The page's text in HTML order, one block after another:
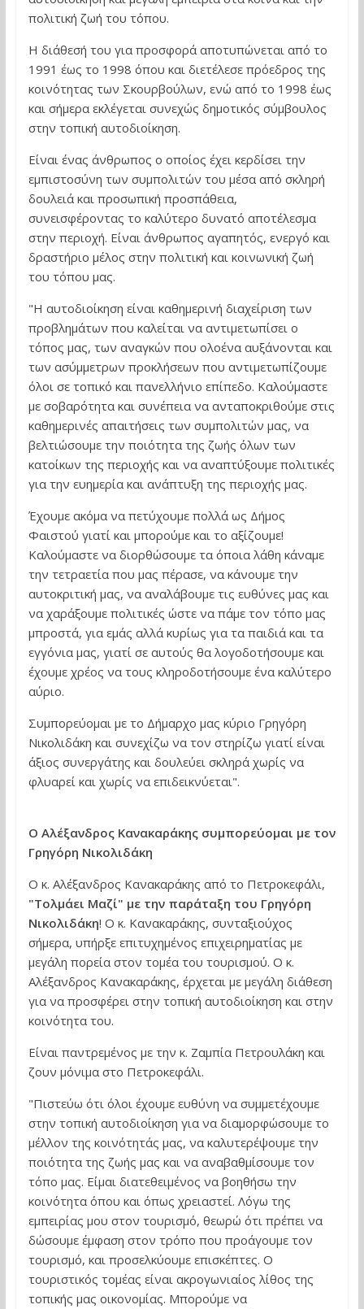
πολιτική ζωή του τόπου.
Η διάθεσή του για προσφορά αποτυπώνεται από το
1991 έως το 1998 όπου και διετέλεσε πρόεδρος της
κοινότητας των Σκουρβούλων, ενώ από το 1998 έως
και σήμερα εκλέγεται συνεχώς δημοτικός σύμβουλος
στην τοπική αυτοδιοίκηση.
Είναι ένας άνθρωπος ο οποίος έχει κερδίσει την
εμπιστοσύνη των συμπολιτών του μέσα από σκληρή
δουλειά και προσωπική προσπάθεια,
συνεισφέροντας το καλύτερο δυνατό αποτέλεσμα
στην περιοχή. Είναι άνθρωπος αγαπητός, ενεργό και
δραστήριο μέλος στην πολιτική και κοινωνική ζωή
του τόπου μας.
"Η αυτοδιοίκηση είναι καθημερινή διαχείριση των
προβλημάτων που καλείται να αντιμετωπίσει ο
τόπος μας, των αναγκών που ολοένα αυξάνονται και
των ασύμμετρων προκλήσεων που αντιμετωπίζουμε
όλοι σε τοπικό και πανελλήνιο επίπεδο. Καλούμαστε
με σοβαρότητα και συνέπεια να ανταποκριθούμε στις
καθημερινές απαιτήσεις των συμπολιτών μας, να
βελτιώσουμε την ποιότητα της ζωής όλων των
κατοίκων της περιοχής και να αναπτύξουμε πολιτικές
για την ευημερία και ανάπτυξη της περιοχής μας.
Έχουμε ακόμα να πετύχουμε πολλά ως Δήμος
Φαιστού γιατί και μπορούμε και το αξίζουμε!
Καλούμαστε να διορθώσουμε τα όποια λάθη κάναμε
την τετραετία που μας πέρασε, να κάνουμε την
αυτοκριτική μας, να αναλάβουμε τις ευθύνες μας και
να χαράξουμε πολιτικές ώστε να πάμε τον τόπο μας
μπροστά, για εμάς αλλά κυρίως για τα παιδιά και τα
εγγόνια μας, γιατί σε αυτούς θα λογοδοτήσουμε και
έχουμε χρέος να τους κληροδοτήσουμε ένα καλύτερο
αύριο.
Συμπορεύομαι με το Δήμαρχο μας κύριο Γρηγόρη
Νικολιδάκη και συνεχίζω να τον στηρίζω γιατί είναι
άξιος συνεργάτης και δουλεύει σκληρά χωρίς να
φλυαρεί και χωρίς να επιδεικνύεται".
Ο Αλέξανδρος Κανακαράκης συμπορεύομαι με τον
Γρηγόρη Νικολιδάκη
Ο κ. Αλέξανδρος Κανακαράκης από το Πετροκεφάλι,
"Τολμάει Μαζί" με την παράταξη του Γρηγόρη
Νικολιδάκη! Ο κ. Κανακαράκης, συνταξιούχος
σήμερα, υπήρξε επιτυχημένος επιχειρηματίας με
μεγάλη πορεία στον τομέα του τουρισμού. Ο κ.
Αλέξανδρος Κανακαράκης, έρχεται με μεγάλη διάθεση
για να προσφέρει στην τοπική αυτοδιοίκηση και στην
κοινότητα του.
Είναι παντρεμένος με την κ. Ζαμπία Πετρουλάκη και
ζουν μόνιμα στο Πετροκεφάλι.
"Πιστεύω ότι όλοι έχουμε ευθύνη να συμμετέχουμε
στην τοπική αυτοδιοίκηση για να διαμορφώσουμε το
μέλλον της κοινότητάς μας, να καλυτερέψουμε την
ποιότητα της ζωής μας και να αναβαθμίσουμε τον
τόπο μας. Είμαι διατεθειμένος να βοηθήσω την
κοινότητα όπου και όπως χρειαστεί. Λόγω της
εμπειρίας μου στον τουρισμό, θεωρώ ότι πρέπει να
δώσουμε έμφαση στον τρόπο που προάγουμε τον
τουρισμό, και προσελκύουμε επισκέπτες. Ο
τουριστικός τομέας είναι ακρογωνιαίος λίθος της
τοπικής μας οικονομίας. Μπορούμε να